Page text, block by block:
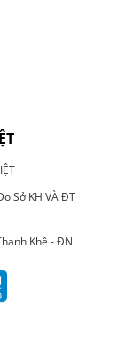
Sở KH VÀ ĐT
Khê - ĐN